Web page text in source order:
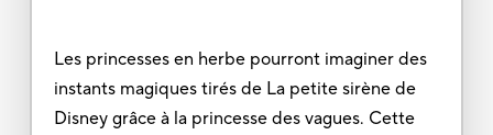
Les princesses en herbe pourront imaginer des
instants magiques tirés de La petite sirène de
Disney grâce à la princesse des vagues. Cette